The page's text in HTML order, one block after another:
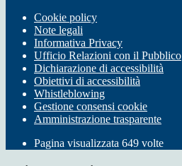
Cookie policy
Note legali
Informativa Privacy
Ufficio Relazioni con il Pubblico
Dichiarazione di accessibilità
Obiettivi di accessibilità
Whistleblowing
Gestione consensi cookie
Amministrazione trasparente
Pagina visualizzata 649 volte